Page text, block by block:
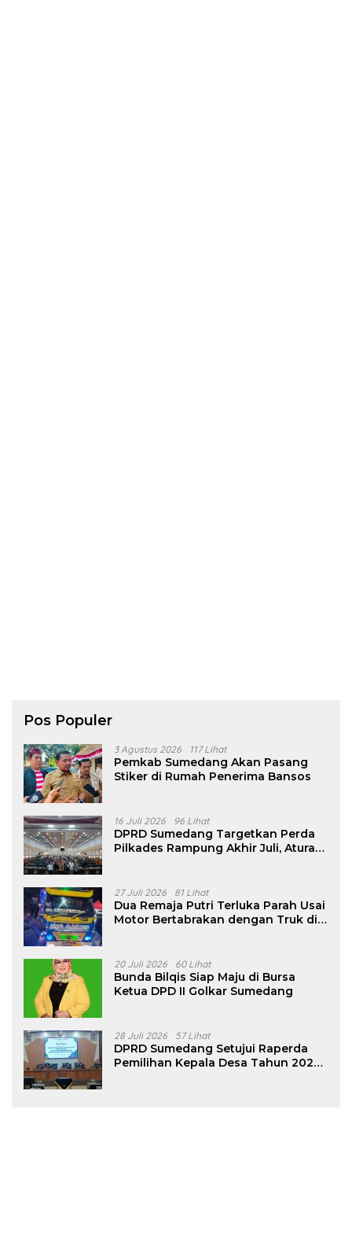
Pos Populer
3 Agustus 2026 117 Lihat
Pemkab Sumedang Akan Pasang
Stiker di Rumah Penerima Bansos
16 Juli 2026 96 Lihat
DPRD Sumedang Targetkan Perda
Pilkades Rampung Akhir Juli, Aturan
27 Juli 2026 81 Lihat
Dua Remaja Putri Terluka Parah Usai
Motor Bertabrakan dengan Truk di
20 Juli 2026 60 Lihat
Bunda Bilqis Siap Maju di Bursa
Ketua DPD II Golkar Sumedang
28 Juli 2026 57 Lihat
DPRD Sumedang Setujui Raperda
Pemilihan Kepala Desa Tahun 2026